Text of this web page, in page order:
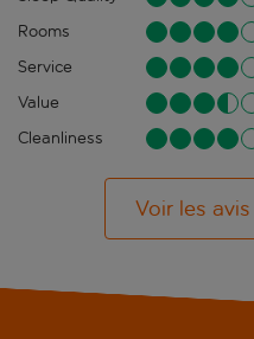
Rooms
Service
Value
Cleanliness
Voir les